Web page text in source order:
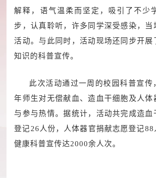
解释，语气温柔而坚定，吸引了不少
步，认真聆听，许多同学深受感染，当
活动。与此同时，活动现场还同步开展
知识的科普宣传。
此次活动通过一周的校园科普宣传
年师生对无偿献血、造血干细胞及人体
与参与热情。据统计，活动共完成造血
登记26人份，人体器官捐献志愿登记88
健康科普宣传达2000余人次。